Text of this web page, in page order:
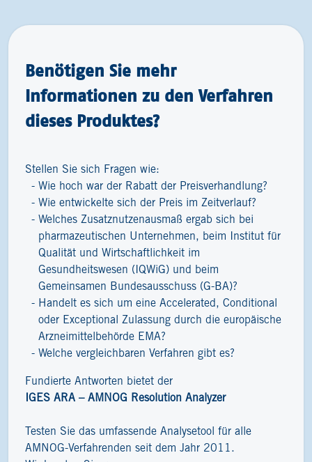
Benötigen Sie mehr
Informationen zu den Verfahren
dieses Produktes?
Stellen Sie sich Fragen wie:
Wie hoch war der Rabatt der Preisverhandlung?
Wie entwickelte sich der Preis im Zeitverlauf?
Welches Zusatznutzenausmaß ergab sich bei
pharmazeutischen Unternehmen, beim Institut für
Qualität und Wirtschaftlichkeit im
Gesundheitswesen (IQWiG) und beim
Gemeinsamen Bundesausschuss (G-BA)?
Handelt es sich um eine Accelerated, Conditional
oder Exceptional Zulassung durch die europäische
Arzneimittelbehörde EMA?
Welche vergleichbaren Verfahren gibt es?
Fundierte Antworten bietet der
IGES ARA – AMNOG Resolution Analyzer
Testen Sie das umfassende Analysetool für alle
AMNOG-Verfahrenden seit dem Jahr 2011.